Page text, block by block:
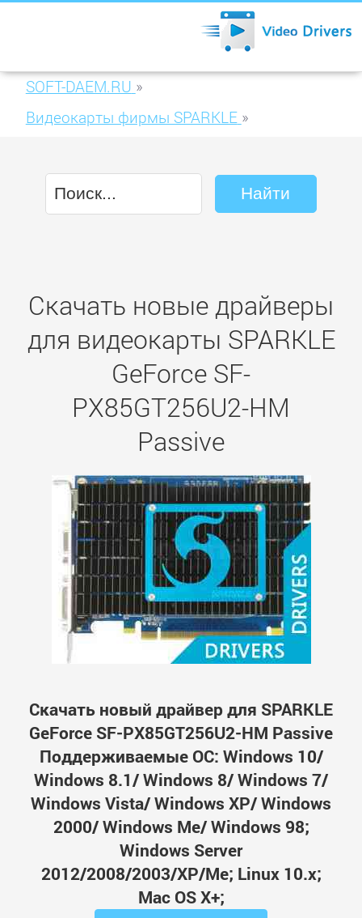
SOFT-DAEM.RU »
Видеокарты фирмы SPARKLE »
Passive
Скачать новые драйверы
для видеокарты SPARKLE
GeForce SF-
PX85GT256U2-HM
Passive
Скачать новый драйвер для SPARKLE
GeForce SF-PX85GT256U2-HM Passive
Поддерживаемые ОС: Windows 10/
Windows 8.1/ Windows 8/ Windows 7/
Windows Vista/ Windows XP/ Windows
2000/ Windows Me/ Windows 98;
Windows Server
2012/2008/2003/XP/Me; Linux 10.x;
Mac OS X+;